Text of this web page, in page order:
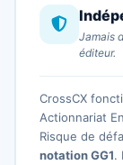
Jamais
éditeur.
CrossCX
Actionnariat
Risque de
notation GG1.